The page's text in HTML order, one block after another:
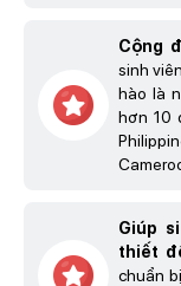
Cộng
sinh
hào là
hơn 10
Giúp
thiết
chuẩn